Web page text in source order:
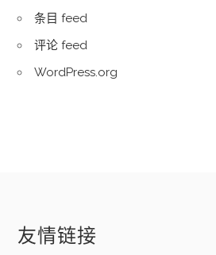
条目 feed
评论 feed
WordPress.org
友情链接